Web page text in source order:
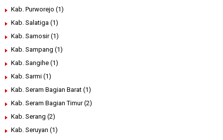
Kab. Purworejo (1)
Kab. Salatiga (1)
Kab. Samosir (1)
Kab. Sampang (1)
Kab. Sangihe (1)
Kab. Sarmi (1)
Kab. Seram Bagian Barat (1)
Kab. Seram Bagian Timur (2)
Kab. Serang (2)
Kab. Seruyan (1)